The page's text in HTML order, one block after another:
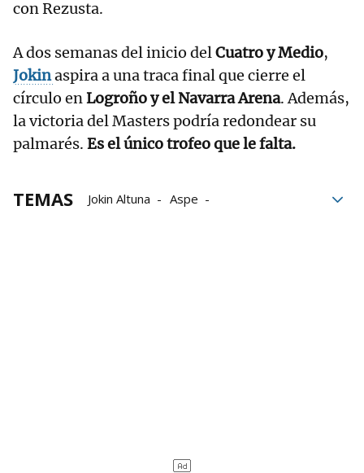
con Rezusta.
A dos semanas del inicio delCuatro y Medio,
Jokinaspira a una traca final que cierre el
círculo enLogroño y el Navarra Arena. Además,
la victoria del Masters podría redondear su
palmarés. Es el único trofeo que le falta.
TEMAS Jokin Altuna
Aspe